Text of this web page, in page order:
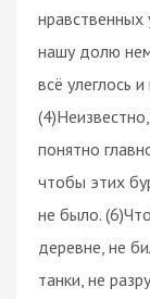
нашу долю
всё улеглось
понятно
чтобы этих
не было.
деревне, не
танки, не